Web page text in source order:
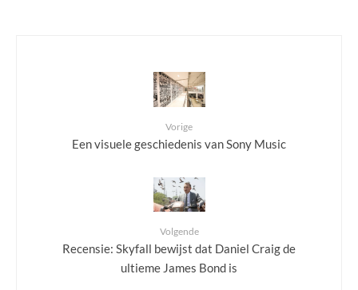
Vorige
Een visuele geschiedenis van Sony Music
Volgende
Recensie: Skyfall bewijst dat Daniel Craig de
ultieme James Bond is